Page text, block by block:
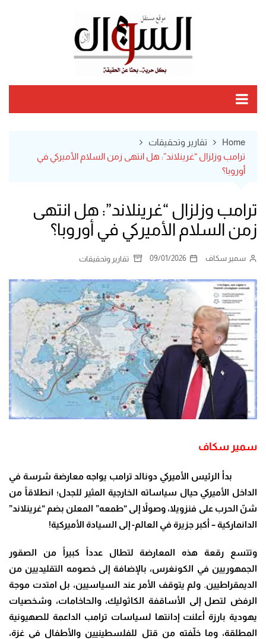
Home
تقارير وتحقيقات
ترامب وزلزال “غرينلاند”: هل انتهى زمن السلام الأميركي في
أوروبا؟
ترامب وزلزال “غرينلاند”: هل انتهى
زمن السلام الأميركي في أوروبا؟
سمير سكاف 09/01/2026 تقارير وتحقيقات
سمير سكاف
بدأ الرئيس الأميركي دونالد ترامب يواجه معارضة شرسة في
الداخل الأميركي حيال سياساته الخارجية المثير للجدل؛ انطلاقاً من
شنّ الحرب على فنزويلا، وصولاً إلى “طمعه” المعلن بضم “غرينلاند”
الدانماركية – أكبر جزيرة في العالم- إلى السيادة الأميركية!
وتتسع رقعة هذه المعارضة لتطال عدداً كبيراً من الصقور
الجمهوريين في الكونغرس، بالإضافة إلى خصومه التقليديين من
الديمقراطيين. ولم يتوقف الأمر عند السياسيين، بل امتدت موجة
الرفض لتصل إلى الأساقفة الكاثوليك، والحاخامات، وشخصيات
يهودية بارزة أعلنت إدانتها لسياسات ترامب الداعمة للصهيونية
المطلقة، وما خلّفته من قتل للفلسطينيين والأطفال في غزة،